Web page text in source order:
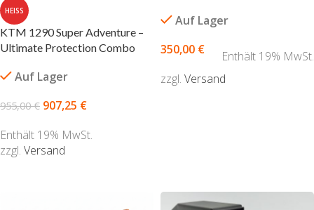
HEISS
KTM 1290 Super Adventure –
Ultimate Protection Combo
Auf Lager
955,00€ 907,25 €
Enthält 19% MwSt.
zzgl. Versand
Auf Lager
350,00 €
Enthält 19% MwSt.
zzgl. Versand